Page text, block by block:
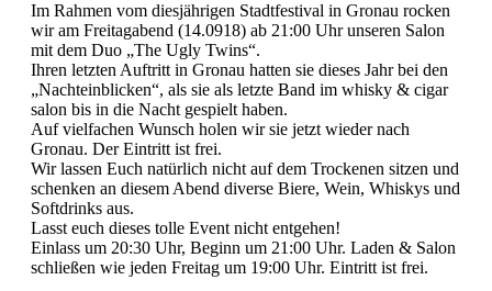
Im Rahmen vom diesjährigen Stadtfestival in Gronau rocken
wir am Freitagabend (14.0918) ab 21:00 Uhr unseren Salon
mit dem Duo „The Ugly Twins“.
Ihren letzten Auftritt in Gronau hatten sie dieses Jahr bei den
„Nachteinblicken“, als sie als letzte Band im whisky & cigar
salon bis in die Nacht gespielt haben.
Auf vielfachen Wunsch holen wir sie jetzt wieder nach
Gronau. Der Eintritt ist frei.
Wir lassen Euch natürlich nicht auf dem Trockenen sitzen und
schenken an diesem Abend diverse Biere, Wein, Whiskys und
Softdrinks aus.
Lasst euch dieses tolle Event nicht entgehen!
Einlass um 20:30 Uhr, Beginn um 21:00 Uhr. Laden & Salon
schließen wie jeden Freitag um 19:00 Uhr. Eintritt ist frei.